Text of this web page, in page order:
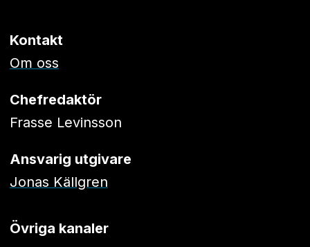
Kontakt
Om oss
Chefredaktör
Frasse Levinsson
Ansvarig utgivare
Jonas Källgren
Övriga kanaler